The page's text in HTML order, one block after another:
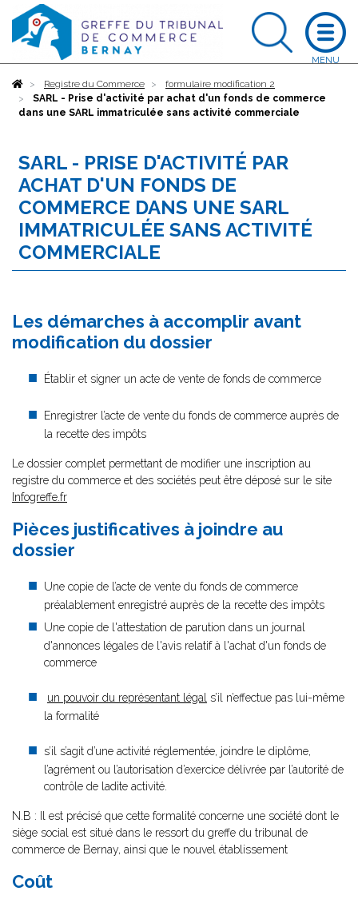
AccueilRegistre du Commerce
formulaire modification 2
SARL - Prise d'activité par achat d'un fonds de commerce
dans une SARL immatriculée sans activité commerciale
SARL - PRISE D'ACTIVITÉ PAR
ACHAT D'UN FONDS DE
COMMERCE DANS UNE SARL
IMMATRICULÉE SANS ACTIVITÉ
COMMERCIALE
Les démarches à accomplir avant
modification du dossier
Établir et signer un acte de vente de fonds de commerce
Enregistrer l’acte de vente du fonds de commerce auprès de
la recette des impôts
Le dossier complet permettant de modifier une inscription au
registre du commerce et des sociétés peut être déposé sur le site
Infogreffe.fr
Pièces justificatives à joindre au
dossier
Une copie de l’acte de vente du fonds de commerce
préalablement enregistré auprès de la recette des impôts
Une copie de l'attestation de parution dans un journal
d'annonces légales de l'avis relatif à l'achat d'un fonds de
commerce
un pouvoir du représentant légal s’il n’effectue pas lui-même
la formalité
s’il s’agit d’une activité réglementée, joindre le diplôme,
l’agrément ou l’autorisation d’exercice délivrée par l’autorité de
contrôle de ladite activité.
N.B : Il est précisé que cette formalité concerne une société dont le
siège social est situé dans le ressort du greffe du tribunal de
commerce de Bernay, ainsi que le nouvel établissement
Coût